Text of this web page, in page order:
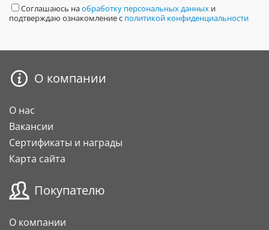
Соглашаюсь наобработку персональных данных и
подтверждаю ознакомление с политикой конфиденциальности
О компании
О нас
Вакансии
Сертификаты и награды
Карта сайта
Покупателю
О компании